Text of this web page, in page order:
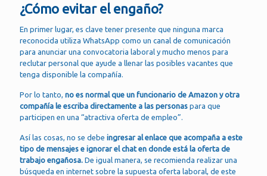
¿Cómo evitar el engaño?
En primer lugar, es clave tener presente que ninguna marca
reconocida utiliza WhatsApp como un canal de comunicación
para anunciar una convocatoria laboral y mucho menos para
reclutar personal que ayude a llenar las posibles vacantes que
tenga disponible la compañía.
Por lo tanto, no es normal que un funcionario de Amazon y otra
compañía le escriba directamente a las personas para que
participen en una “atractiva oferta de empleo”.
Así las cosas, no se debe ingresar al enlace que acompaña a este
tipo de mensajes e ignorar el chat en donde está la oferta de
trabajo engañosa. De igual manera, se recomienda realizar una
búsqueda en internet sobre la supuesta oferta laboral, de este